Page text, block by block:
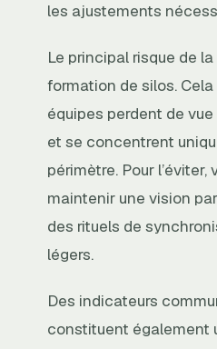
les ajustements
Le principal risque de
formation de silos.
équipes perdent de
et se concentrent
périmètre. Pour l’éviter,
maintenir une vision
des rituels de
légers.
Des indicateurs
constituent également